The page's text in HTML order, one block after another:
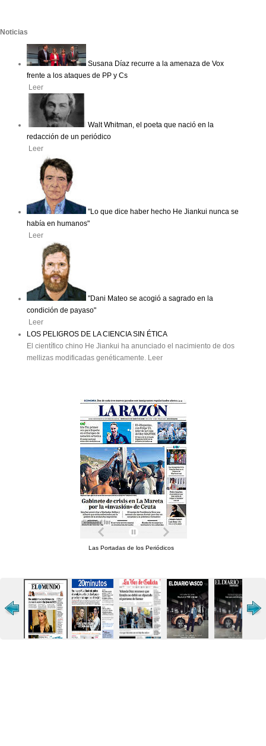
Noticias
Susana Díaz recurre a la amenaza de Vox
frente a los ataques de PP y Cs
Leer
Walt Whitman, el poeta que nació en la
redacción de un periódico
Leer
"Lo que dice haber hecho He Jiankui nunca se
había en humanos"
Leer
"Dani Mateo se acogió a sagrado en la
condición de payaso"
Leer
LOS PELIGROS DE LA CIENCIA SIN ÉTICA
El científico chino He Jiankui ha anunciado el nacimiento de dos
mellizas modificadas genéticamente. Leer
Las Portadas de los Periódicos